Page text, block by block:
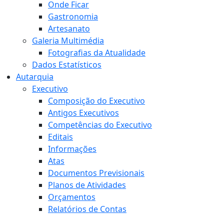
Onde Ficar
Gastronomia
Artesanato
Galeria Multimédia
Fotografias da Atualidade
Dados Estatísticos
Autarquia
Executivo
Composição do Executivo
Antigos Executivos
Competências do Executivo
Editais
Informações
Atas
Documentos Previsionais
Planos de Atividades
Orçamentos
Relatórios de Contas